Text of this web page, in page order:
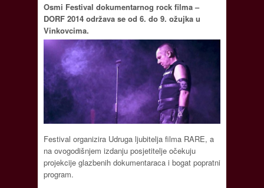
Osmi Festival dokumentarnog rock filma –
DORF 2014 održava se od 6. do 9. ožujka u
Vinkovcima.
Festival organizira Udruga ljubitelja filma RARE, a
na ovogodišnjem izdanju posjetitelje očekuju
projekcije glazbenih dokumentaraca i bogat popratni
program.